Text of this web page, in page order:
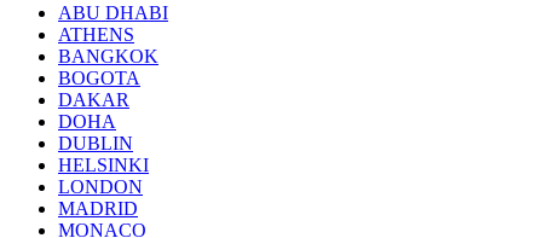
ABU DHABI
ATHENS
BANGKOK
BOGOTA
DAKAR
DOHA
DUBLIN
HELSINKI
LONDON
MADRID
MONACO